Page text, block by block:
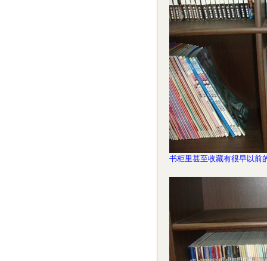
书柜里甚至收藏有很早以前